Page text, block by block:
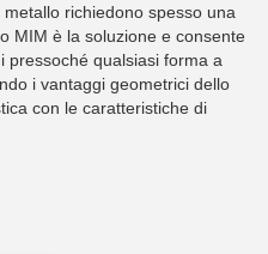
richiedono spesso una
MIM è la soluzione e consente
pressoché qualsiasi forma a
i vantaggi geometrici dello
con le caratteristiche di